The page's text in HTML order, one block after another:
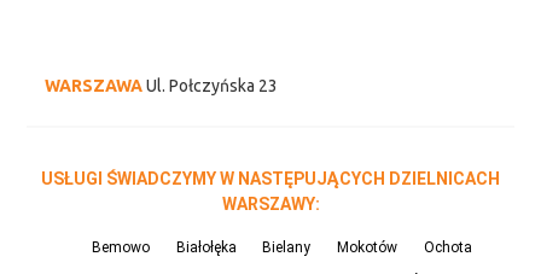
WARSZAWAUl. Połczyńska 23
USŁUGI ŚWIADCZYMY W NASTĘPUJĄCYCH DZIELNICACH
WARSZAWY:
Bemowo Białołęka Bielany Mokotów Ochota